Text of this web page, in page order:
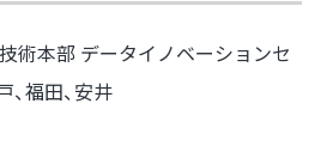
術本部 データイノベーションセ
福田、安井